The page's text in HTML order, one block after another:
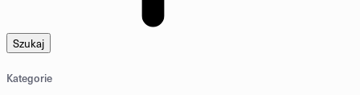
Szukaj
Kategorie